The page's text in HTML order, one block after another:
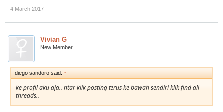
4 March 2017
Vivian G
New Member
diego sandoro said: ↑
ke profil aku aja.. ntar klik posting terus ke bawah sendiri klik find all
threads..